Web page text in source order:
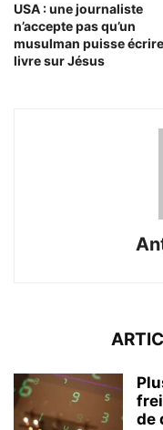
USA : une journaliste
n’accepte pas qu’un
musulman puisse
livre sur Jésus
de